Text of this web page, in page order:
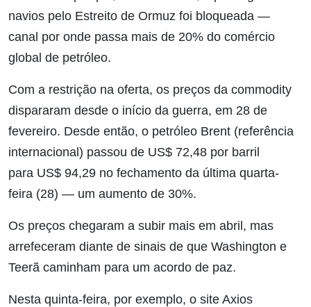
navios pelo Estreito de Ormuz foi bloqueada —
canal por onde passa mais de 20% do comércio
global de petróleo.
Com a restrição na oferta, os preços da commodity
dispararam desde o início da guerra, em 28 de
fevereiro. Desde então, o petróleo Brent (referência
internacional) passou de US$ 72,48 por barril
para US$ 94,29 no fechamento da última quarta-
feira (28) — um aumento de 30%.
Os preços chegaram a subir mais em abril, mas
arrefeceram diante de sinais de que Washington e
Teerã caminham para um acordo de paz.
Nesta quinta-feira, por exemplo, o site Axios